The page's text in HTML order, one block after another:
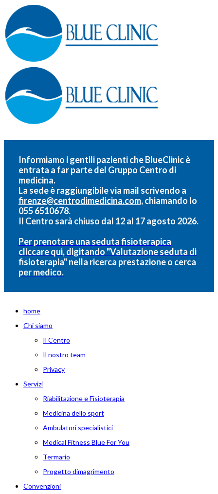
Informiamo i gentili pazienti che BlueClinic è
entrata a far parte del Gruppo Centro di
medicina.
La sede è raggiungibile via mail scrivendo a
firenze@centrodimedicina.com,chiamando lo
055 6510678.
Il Centro sarà chiuso dal 12 al 17 agosto 2026.
Per prenotare una seduta fisioterapica
cliccare qui, digitando "Valutazione seduta di
fisioterapia" nella ricerca prestazione o cerca
per medico.
home
Chi siamo
Il Centro
Il nostro team
Privacy
Servizi
Riabilitazione e Fisioterapia
Medicina dello sport
Ambulatori specialistici
Medical Fitness Blue For You
Termario
Progetto dimagrimento
Convenzioni